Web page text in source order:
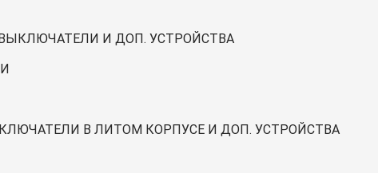
И ДОП. УСТРОЙСТВА
В ЛИТОМ КОРПУСЕ И ДОП. УСТРОЙСТВА